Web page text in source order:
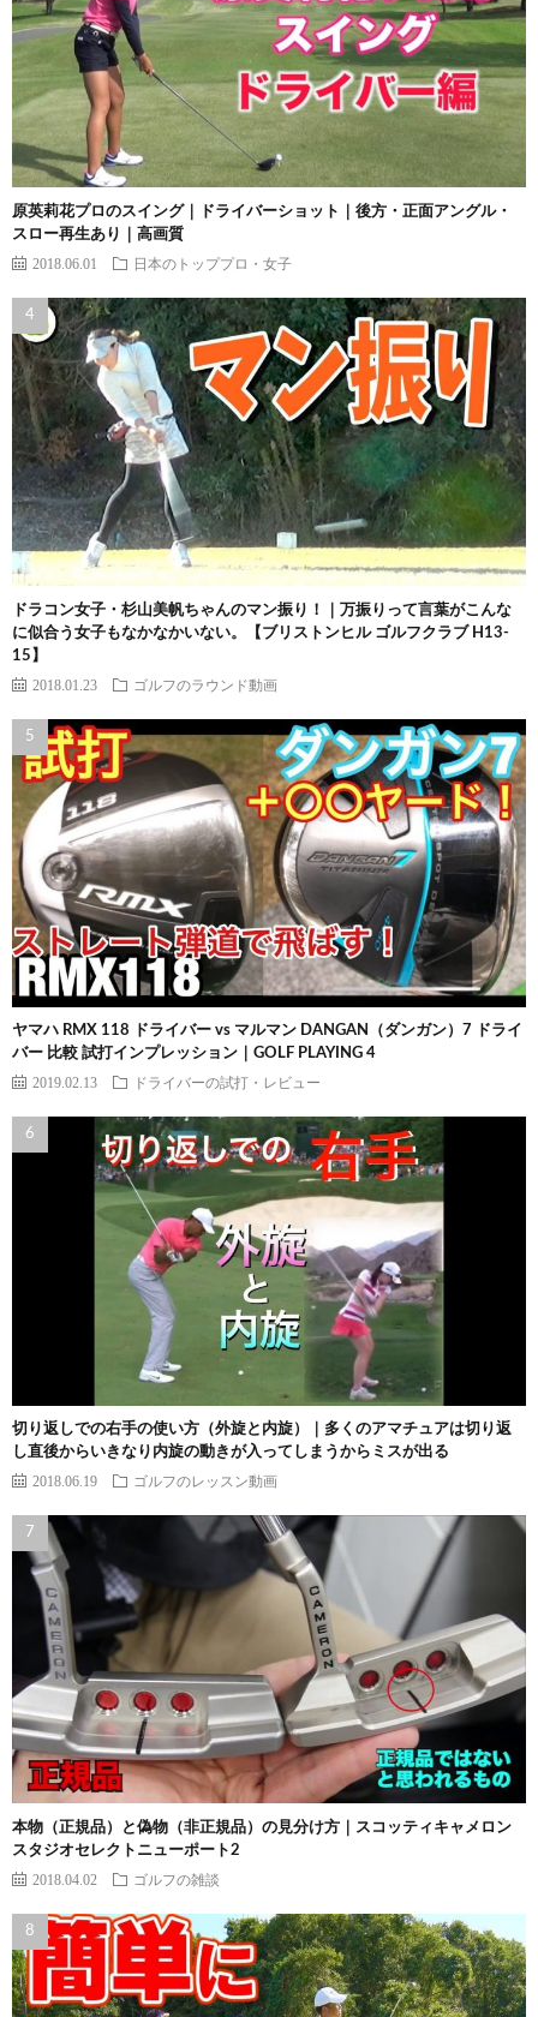
原英莉花プロのスイング｜ドライバーショット｜後方・正面アングル・
スロー再生あり｜高画質
2018.06.01 日本のトッププロ・女子
ドラコン女子・杉山美帆ちゃんのマン振り！｜万振りって言葉がこんな
に似合う女子もなかなかいない。【ブリストンヒル ゴルフクラブ H13-
15】
2018.01.23 ゴルフのラウンド動画
ヤマハ RMX 118 ドライバー vs マルマン DANGAN（ダンガン）7 ドライ
バー 比較 試打インプレッション｜GOLF PLAYING 4
2019.02.13 ドライバーの試打・レビュー
切り返しでの右手の使い方（外旋と内旋）｜多くのアマチュアは切り返
し直後からいきなり内旋の動きが入ってしまうからミスが出る
2018.06.19 ゴルフのレッスン動画
本物（正規品）と偽物（非正規品）の見分け方｜スコッティキャメロン
スタジオセレクトニューポート2
2018.04.02 ゴルフの雑談